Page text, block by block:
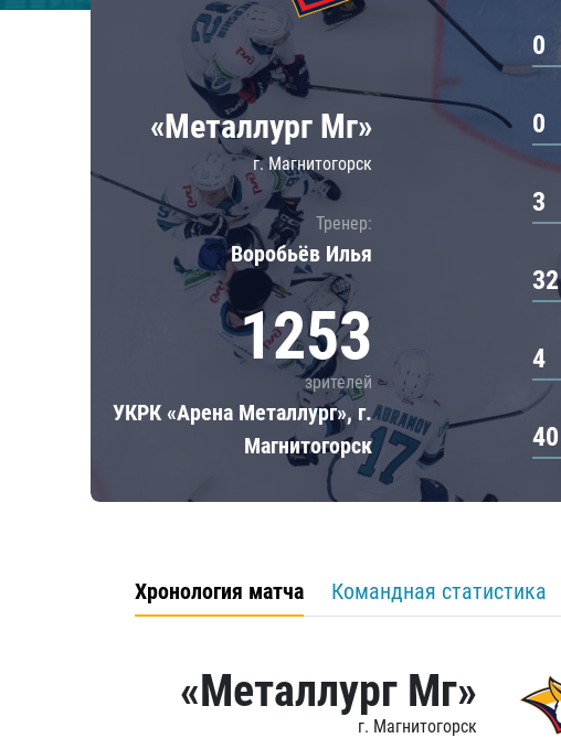
Локомотив
ЦСКА
Шанхайские Драконы
«Металлург Мг»
г. Магнитогорск
Тренер:
Воробьёв Илья
1253
зрителей
УКРК «Арена Металлург», г.
Магнитогорск
0
0
3
32
4
40
Хронология матча Командная статистика
«Металлург Мг»
г. Магнитогорск